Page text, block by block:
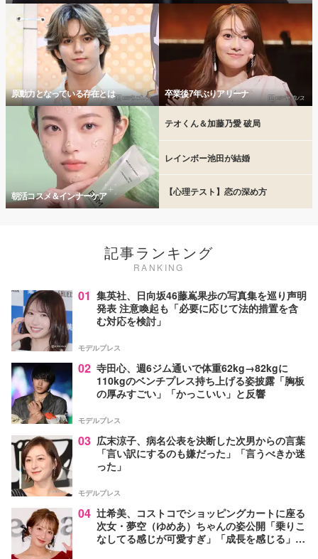
原動力となっている存在とは 卒業後7年ぶりアリーナ
朝活コスメ＆インナーケア
テオくん＆加藤乃愛 破局
レインボー池田が結婚
【心理テスト】恋の深め方
記事ランキング
RANKING
01 集英社、日向坂46藤嶌果歩の写真集を巡り声明
発表 注意喚起も「必要に応じて法的措置を含
む対応を検討」
モデルプレス
02 寺田心、週6ジム通いで体重62kg→82kgに
110kgのベンチプレス持ち上げる姿披露「胸板
の厚みすごい」「かっこいい」と反響
モデルプレス
03 広末涼子、病名公表を決断した次男からの言葉
「言い訳にするのも嫌だった」「言うべきか迷
った」
モデルプレス
04 辻希美、コストコでショッピングカートに座る
次女・夢空（ゆめあ）ちゃんの姿公開「乗りこ
なしてる感じが可愛すぎ」「成長を感じる」の